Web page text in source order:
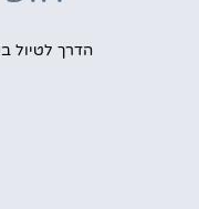
הדרך לטיול